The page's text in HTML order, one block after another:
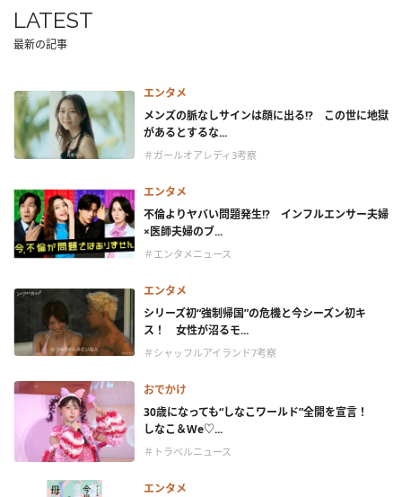
LATEST
最新の記事
エンタメ
メンズの脈なしサインは顔に出る!? この世に地獄
があるとするな...
＃ガールオアレディ3考察
エンタメ
不倫よりヤバい問題発生!? インフルエンサー夫婦
×医師夫婦のブ...
＃エンタメニュース
エンタメ
シリーズ初“強制帰国”の危機と今シーズン初キ
ス！ 女性が沼るモ...
＃シャッフルアイランド7考察
おでかけ
30歳になっても“しなこワールド”全開を宣言！
しなこ＆We♡...
＃トラベルニュース
エンタメ